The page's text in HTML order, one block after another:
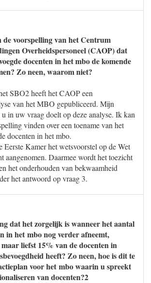
voorspelling van het Centrum
Overheidspersoneel (CAOP) dat
docenten in het mbo de komende
Zo neen, waarom niet?
SBO2 heeft het CAOP een
van het MBO gepubliceerd. Mijn
u in uw vraag doelt op deze analyse. Ik kan
vinden over een toename van het
docenten in het mbo.
Eerste Kamer het wetsvoorstel op de Wet
aangenomen. Daarmee wordt het toezicht
het onderhouden van bekwaamheid
het antwoord op vraag 3.
dat het zorgelijk is wanneer het aantal
in het mbo nog verder afneemt,
liefst 15% van de docenten in
heeft? Zo neen, hoe is dit te
voor het mbo waarin u spreekt
van docenten?2